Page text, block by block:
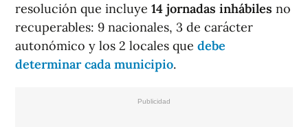
resolución que incluye 14 jornadas inhábiles no
recuperables: 9 nacionales, 3 de carácter
autonómico y los 2 locales que debe
determinar cada municipio.